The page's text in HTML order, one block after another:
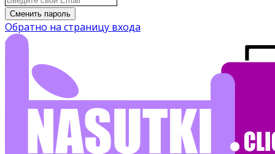
Сменить пароль
Обратно на страницу входа